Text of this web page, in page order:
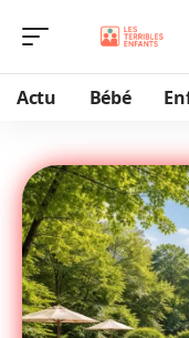
Actu Bébé